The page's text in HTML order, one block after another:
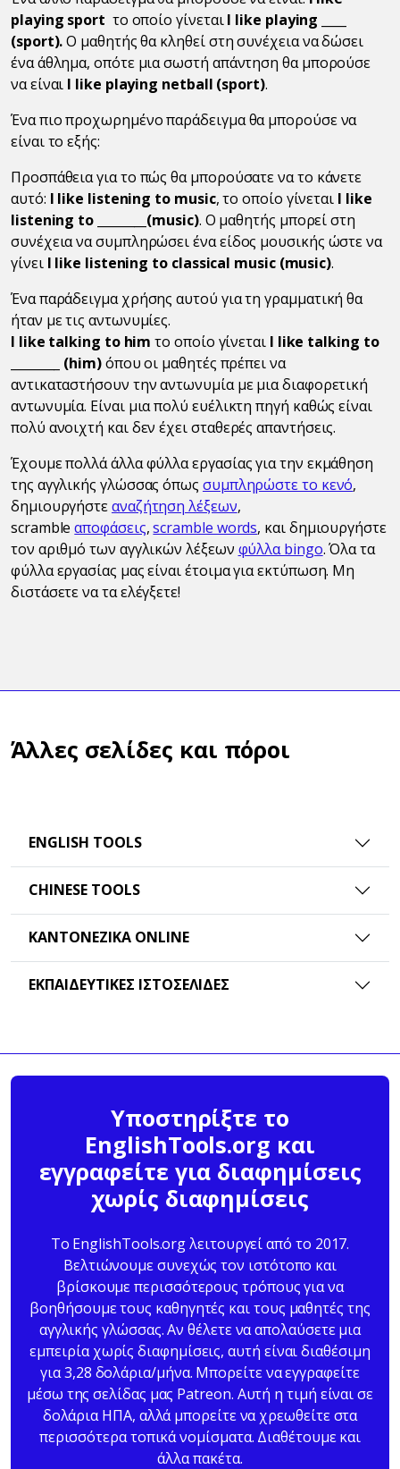
playing sport το οποίο γίνεταιI like playing ____
(sport).Ο μαθητής θα κληθεί στη συνέχεια να δώσει
ένα άθλημα, οπότε μια σωστή απάντηση θα μπορούσε
να είναι I like playing netball (sport).
Ένα πιο προχωρημένο παράδειγμα θα μπορούσε να
είναι το εξής:
Προσπάθεια για το πώς θα μπορούσατε να το κάνετε
αυτό: I like listening to music, το οποίο γίνεται I like
listening to ________(music). Ο μαθητής μπορεί στη
συνέχεια να συμπληρώσει ένα είδος μουσικής ώστε να
γίνει I like listening to classical music (music).
Ένα παράδειγμα χρήσης αυτού για τη γραμματική θα
ήταν με τις αντωνυμίες.
I like talking to him το οποίο γίνεται I like talking to
________ (him)όπου οι μαθητές πρέπει να
αντικαταστήσουν την αντωνυμία με μια διαφορετική
αντωνυμία. Είναι μια πολύ ευέλικτη πηγή καθώς είναι
πολύ ανοιχτή και δεν έχει σταθερές απαντήσεις.
Έχουμε πολλά άλλα φύλλα εργασίας για την εκμάθηση
της αγγλικής γλώσσας όπως συμπληρώστε το κενό,
δημιουργήστεαναζήτηση λέξεων,
scrambleαποφάσεις,scramble words, και δημιουργήστε
τον αριθμό των αγγλικών λέξεων φύλλα bingo. Όλα τα
φύλλα εργασίας μας είναι έτοιμα για εκτύπωση. Μη
διστάσετε να τα ελέγξετε!
Άλλες σελίδες και πόροι
ENGLISH TOOLS
CHINESE TOOLS
ΚΑΝΤΟΝΈΖΙΚΑ ONLINE
ΕΚΠΑΙΔΕΥΤΙΚΈΣ ΙΣΤΟΣΕΛΊΔΕΣ
Υποστηρίξτε το
EnglishTools.org και
εγγραφείτε για διαφημίσεις
χωρίς διαφημίσεις
Το EnglishTools.org λειτουργεί από το 2017.
Βελτιώνουμε συνεχώς τον ιστότοπο και
βρίσκουμε περισσότερους τρόπους για να
βοηθήσουμε τους καθηγητές και τους μαθητές της
αγγλικής γλώσσας. Αν θέλετε να απολαύσετε μια
εμπειρία χωρίς διαφημίσεις, αυτή είναι διαθέσιμη
για 3,28 δολάρια/μήνα. Μπορείτε να εγγραφείτε
μέσω της σελίδας μας Patreon. Αυτή η τιμή είναι σε
δολάρια ΗΠΑ, αλλά μπορείτε να χρεωθείτε στα
περισσότερα τοπικά νομίσματα. Διαθέτουμε και
άλλα πακέτα.